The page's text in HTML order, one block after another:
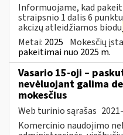
Informuojame, kad
straipsnio 1 dalis 6
akcizų atleidžiamos biodu
Metai: 2025 Mokesčių
pakeitimai nuo 2025 m.
Vasario 15-oji –
nevėluojant galima
mokesčius
Web turinio sąrašas
Komercinio naudojimo